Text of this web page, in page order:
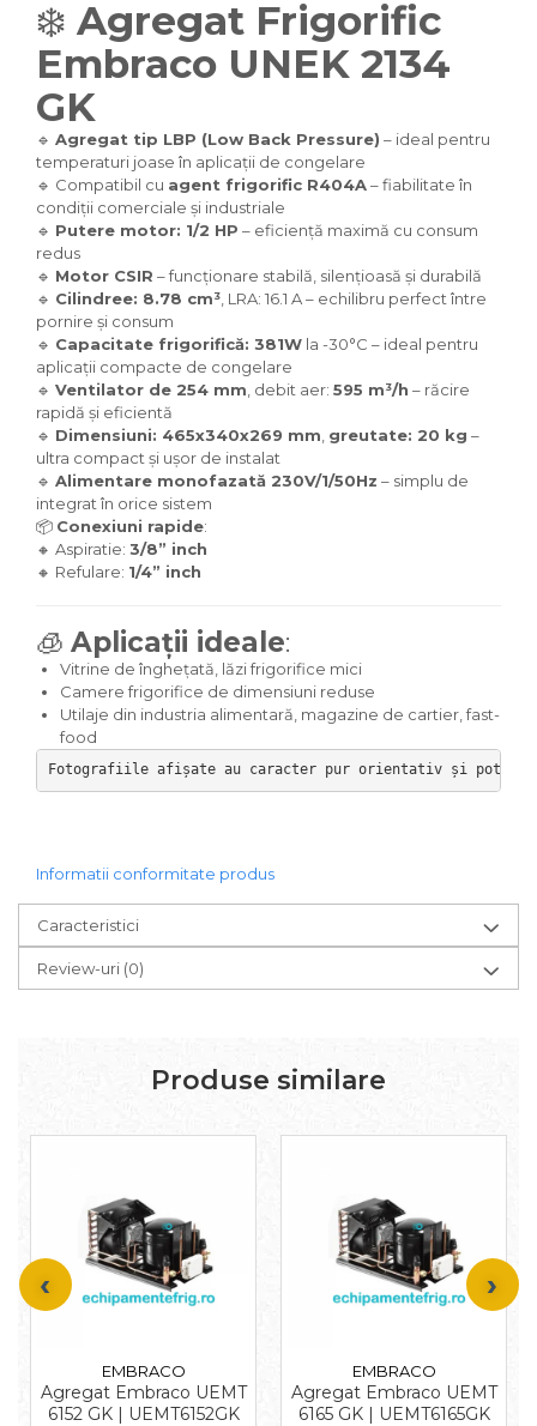
❄️ Agregat Frigorific
Embraco UNEK 2134
GK
🔹 Agregat tip LBP (Low Back Pressure) – ideal pentru
temperaturi joase în aplicații de congelare
🔹 Compatibil cu agent frigorific R404A– fiabilitate în
condiții comerciale și industriale
🔹 Putere motor: 1/2 HP – eficiență maximă cu consum
redus
🔹 Motor CSIR – funcționare stabilă, silențioasă și durabilă
🔹 Cilindree: 8.78 cm³ , LRA: 16.1 A – echilibru perfect între
pornire și consum
🔹 Capacitate frigorifică: 381W la -30°C – ideal pentru
aplicații compacte de congelare
🔹 Ventilator de 254 mm , debit aer: 595 m³/h – răcire
rapidă și eficientă
🔹 Dimensiuni: 465x340x269 mm greutate: 20 kg –
ultra compact și ușor de instalat
🔹 Alimentare monofazată 230V/1/50Hz – simplu de
integrat în orice sistem
📦 Conexiuni rapide:
🔸 Aspiratie: 3/8” inch
🔸 Refulare: 1/4” inch
🧊 Aplicații ideale:
Vitrine de înghețată, lăzi frigorifice mici
Camere frigorifice de dimensiuni reduse
Utilaje din industria alimentară, magazine de cartier, fast-
food
Fotografiile afișate au caracter pur orientativ și pot
Informatii conformitate produs
Caracteristici
Review-uri (0)
Produse similare
EMBRACO
Agregat Embraco UEMT
6152 GK | UEMT6152GK
EMBRACO
Agregat Embraco UEMT
6165 GK | UEMT6165GK